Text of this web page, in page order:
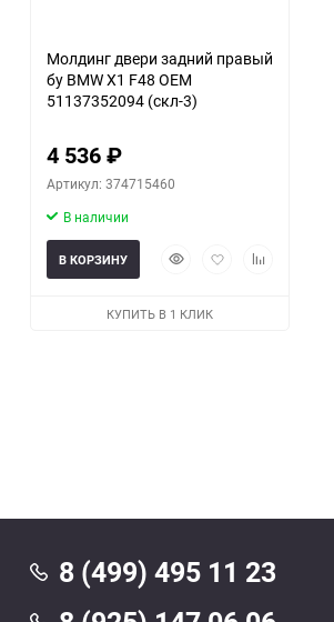
Молдинг двери задний правый
бу BMW X1 F48 OEM
51137352094 (скл-3)
4 536₽
Артикул: 374715460
В наличии
БыстрыйДобавитьДобавить
В КОРЗИНУ
КУПИТЬ В 1 КЛИК
8 (499) 495 11 23